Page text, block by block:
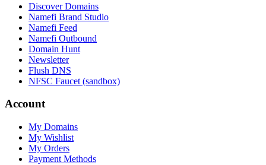
Discover Domains
Namefi Brand Studio
Namefi Feed
Namefi Outbound
Domain Hunt
Newsletter
Flush DNS
NFSC Faucet (sandbox)
Account
My Domains
My Wishlist
My Orders
Payment Methods